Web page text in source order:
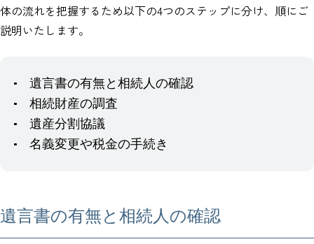
体の流れを把握するため以下の4つのステップに分け、順にご
説明いたします。
遺言書の有無と相続人の確認
相続財産の調査
遺産分割協議
名義変更や税金の手続き
遺言書の有無と相続人の確認